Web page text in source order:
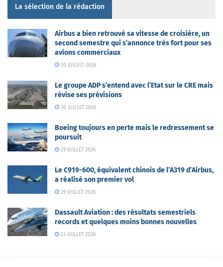
La sélection de la rédaction
Airbus a bien retrouvé sa vitesse de croisière, un
second semestre qui s’annonce très fort pour ses
avions commerciaux
30 JUILLET 2026
Le groupe ADP s’entend avec l’Etat sur le CRE mais
révise ses prévisions
30 JUILLET 2026
Boeing toujours en perte mais le redressement se
poursuit
29 JUILLET 2026
Le C919-600, équivalent chinois de l’A319 d’Airbus,
a réalisé son premier vol
29 JUILLET 2026
Dassault Aviation : des résultats semestriels
records et quelques moins bonnes nouvelles
23 JUILLET 2026